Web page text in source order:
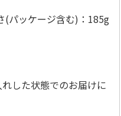
ッケージ含む)：185g
した状態でのお届けに